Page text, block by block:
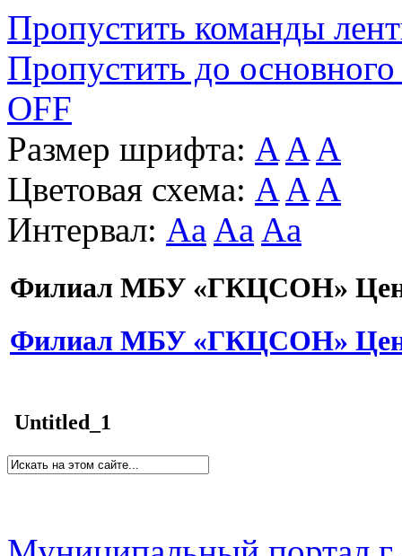
Пропустить команды
Пропустить до основного
OFF
Размер шрифта: A A A
Цветовая схема: A A A
Интервал: Aa Aa Aa
Филиал МБУ «ГКЦСОН»
Филиал МБУ «ГКЦСОН»
Untitled_1